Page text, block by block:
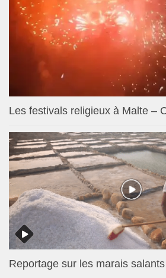
Les festivals religieux à Malte –
Reportage sur les marais